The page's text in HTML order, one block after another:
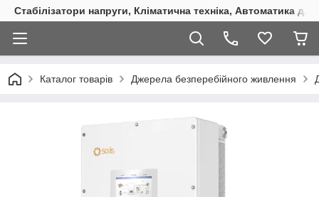
Стабілізатори напруги, Кліматична техніка, Автоматика
Каталог товарів Джерела безперебійного живлення